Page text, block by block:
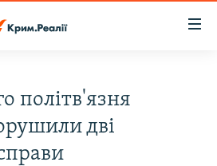
політв'язня
дві